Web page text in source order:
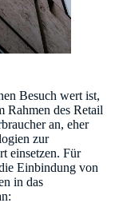
Besuch wert ist,
Rahmen des Retail
an, eher
zur
einsetzen. Für
Einbindung von
in das